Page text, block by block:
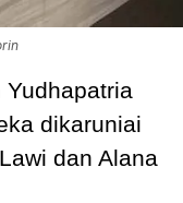
dikaruniai
dan Alana